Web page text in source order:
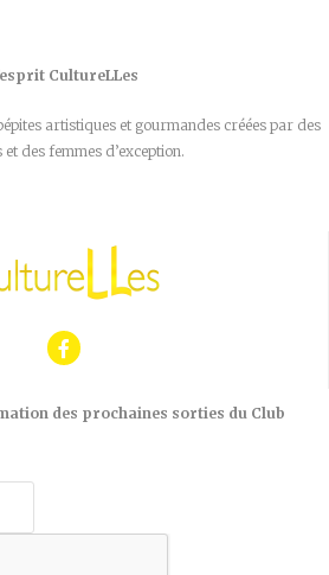
CultureLLes
artistiques et gourmandes créées par des
et des femmes d’exception.
des prochaines sorties du Club